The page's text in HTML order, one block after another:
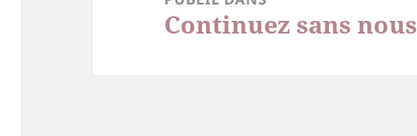
Continuez sans nous